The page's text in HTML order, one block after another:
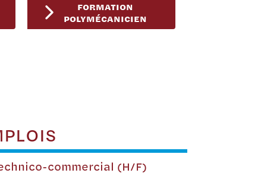
FORMATION
POLYMÉCANICIEN
commercial (H/F)